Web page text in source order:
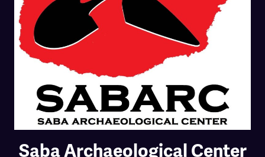
Saba Archaeological Center